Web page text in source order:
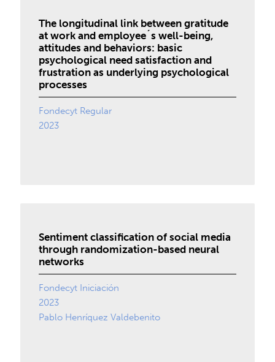
The longitudinal link between gratitude
at work and employee´s well-being,
attitudes and behaviors: basic
psychological need satisfaction and
frustration as underlying psychological
processes
Fondecyt Regular
2023
Sentiment classification of social media
through randomization-based neural
networks
Fondecyt Iniciación
2023
Pablo Henríquez Valdebenito